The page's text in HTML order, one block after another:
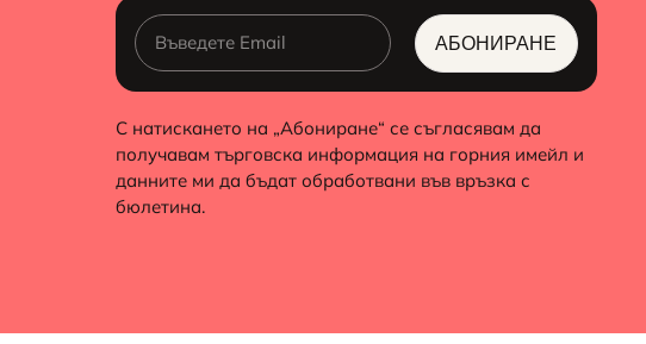
АБОНИРАНЕ
ALTERNATIVE:
С натискането на „Абониране“ се съгласявам да
получавам търговска информация на горния имейл и
данните ми да бъдат обработвани във връзка с
бюлетина.